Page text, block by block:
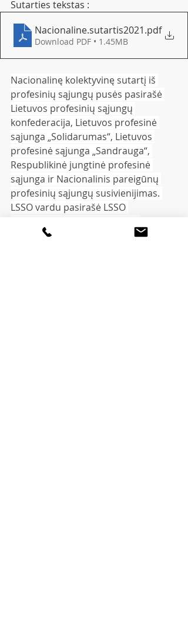
Sutarties tekstas :
Nacionaline.sutartis2021.pdf
Download PDF • 1.45MB
Nacionalinę kolektyvinę sutartį iš
profesinių sąjungų pusės pasirašė
Lietuvos profesinių sąjungų
konfederacija, Lietuvos profesinė
sąjunga „Solidarumas“, Lietuvos
profesinė sąjunga „Sandrauga“,
Respublikinė jungtinė profesinė
sąjunga ir Nacionalinis pareigūnų
profesinių sąjungų susivienijimas.
LSSO vardu pasirašė LSSO
Su įstaigų sąrašu, kurių